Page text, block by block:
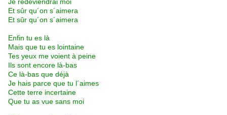
Je redeviendrai moi
Et sûr qu´on s´aimera
Et sûr qu´on s´aimera
Enfin tu es là
Mais que tu es lointaine
Tes yeux me voient à peine
Ils sont encore là-bas
Ce là-bas que déjà
Je hais parce que tu l´aimes
Cette terre incertaine
Que tu as vue sans moi